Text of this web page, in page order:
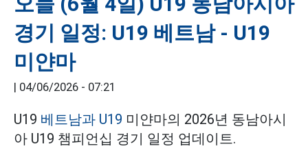
경기 일정: U19 베트남 - U19
미얀마
| 04/06/2026 - 07:21
U19 베트남과 U19 미얀마의 2026년 동남아시
아 U19 챔피언십 경기 일정 업데이트.